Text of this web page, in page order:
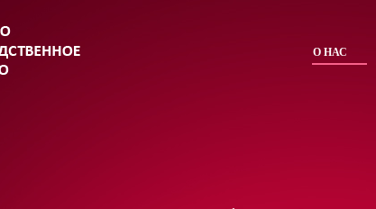
О НАС